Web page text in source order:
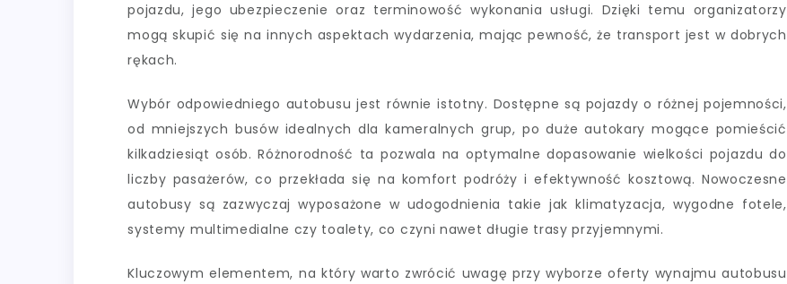
pojazdu, jego ubezpieczenie oraz terminowość wykonania usługi. Dzięki temu organizatorzy
mogą skupić się na innych aspektach wydarzenia, mając pewność, że transport jest w dobrych
rękach.
Wybór odpowiedniego autobusu jest równie istotny. Dostępne są pojazdy o różnej pojemności,
od mniejszych busów idealnych dla kameralnych grup, po duże autokary mogące pomieścić
kilkadziesiąt osób. Różnorodność ta pozwala na optymalne dopasowanie wielkości pojazdu do
liczby pasażerów, co przekłada się na komfort podróży i efektywność kosztową. Nowoczesne
autobusy są zazwyczaj wyposażone w udogodnienia takie jak klimatyzacja, wygodne fotele,
systemy multimedialne czy toalety, co czyni nawet długie trasy przyjemnymi.
Kluczowym elementem, na który warto zwrócić uwagę przy wyborze oferty wynajmu autobusu